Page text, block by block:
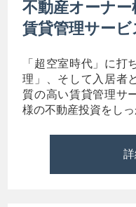
不動産オーナー
賃貸管理サービ
「超空室時代」に打
理」、そして入居者
質の高い賃貸管理サ
様の不動産投資をしっ